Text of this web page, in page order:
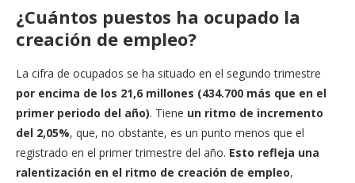
¿Cuántos puestos ha ocupado la
creación de empleo?
La cifra de ocupados se ha situado en el segundo trimestre
por encima de los 21,6 millones (434.700 más que en el
primer periodo del año). Tiene un ritmo de incremento
del 2,05%, que, no obstante, es un punto menos que el
registrado en el primer trimestre del año. Esto refleja una
ralentización en el ritmo de creación de empleo,